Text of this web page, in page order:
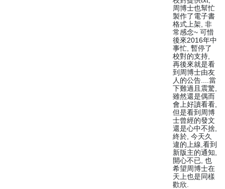
周博士也幫忙
製作了電子書
格式上架, 非
常感念~ 可惜
後來2016年中
事忙, 暫停了
校對的支持,
再後來就是看
到周博士由友
人的公告....當
下難過且震驚,
雖然還是偶而
會上好讀看看,
但是看到周博
士曾經的發文
還是心中不捨,
終於, 今天久
違的上線,看到
新版主的通知,
開心不已, 也
希望周博士在
天上也是同樣
歡欣.